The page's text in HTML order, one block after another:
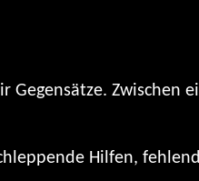
Gegensätze.
Hilfen,